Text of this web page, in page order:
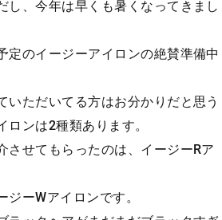
し、今年は早くも暑くなってきまし
定のイージーアイロンの絶賛準備中
いただいてる方はお分かりだと思う
ロンは2種類あります。
させてもらったのは、イージーRア
ーWアイロンです。